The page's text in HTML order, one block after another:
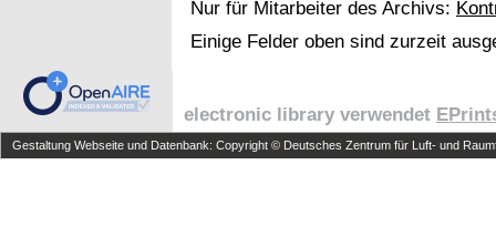
Nur für Mitarbeiter des Archivs:
Einige Felder oben sind zurzeit
electronic library verwendet
Gestaltung Webseite und Datenbank: Copyright © Deutsches Zentrum für Luft- und